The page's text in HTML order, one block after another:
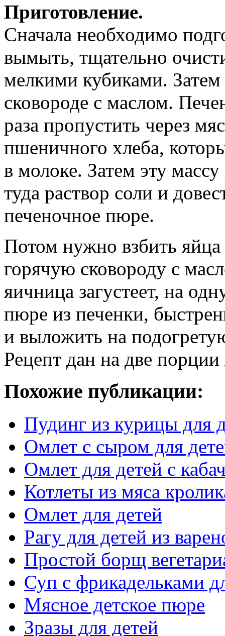
Приготовление.
Сначала необходимо
вымыть, тщательно
мелкими кубиками.
сковороде с маслом.
раза пропустить через
пшеничного хлеба,
в молоке. Затем эту
туда раствор соли и
печеночное пюре.
Потом нужно взбить
горячую сковороду с
яичница загустеет, на
пюре из печенки,
и выложить на
Рецепт дан на две
Похожие публикации:
Пудинг из курицы для
Омлет с сыром для
Омлет для детей с
Котлеты из мяса
Омлет для детей
Рагу для детей из
Простой борщ
Суп с фрикадельками
Мясное детское пюре
Зразы для детей